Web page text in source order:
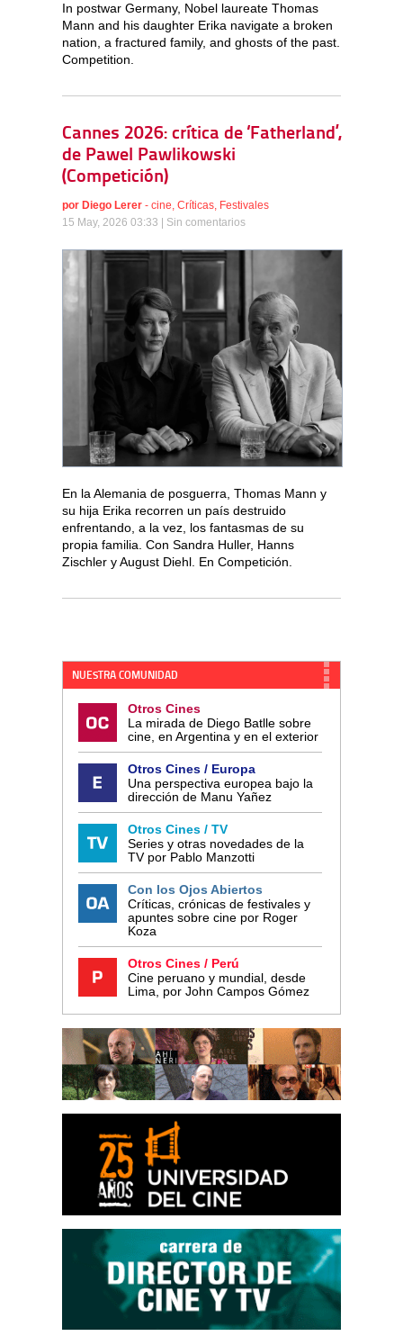
In postwar Germany, Nobel laureate Thomas
Mann and his daughter Erika navigate a broken
nation, a fractured family, and ghosts of the past.
Competition.
Cannes 2026: crítica de ‘Fatherland’,
de Pawel Pawlikowski
(Competición)
por Diego Lerer - cine, Críticas, Festivales
15 May, 2026 03:33 | Sin comentarios
En la Alemania de posguerra, Thomas Mann y
su hija Erika recorren un país destruido
enfrentando, a la vez, los fantasmas de su
propia familia. Con Sandra Huller, Hanns
Zischler y August Diehl. En Competición.
NUESTRA COMUNIDAD
Otros Cines
La mirada de Diego Batlle sobre
cine, en Argentina y en el exterior
Otros Cines / Europa
Una perspectiva europea bajo la
dirección de Manu Yañez
Otros Cines / TV
Series y otras novedades de la
TV por Pablo Manzotti
Con los Ojos Abiertos
Críticas, crónicas de festivales y
apuntes sobre cine por Roger
Koza
Otros Cines / Perú
Cine peruano y mundial, desde
Lima, por John Campos Gómez